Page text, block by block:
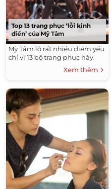
Top 13 trang phục ‘lỗi kinh
điển’ của Mỹ Tâm
Mỹ Tâm lộ rất nhiều điểm yếu
chỉ vì 13 bộ trang phục này.
Xem thêm